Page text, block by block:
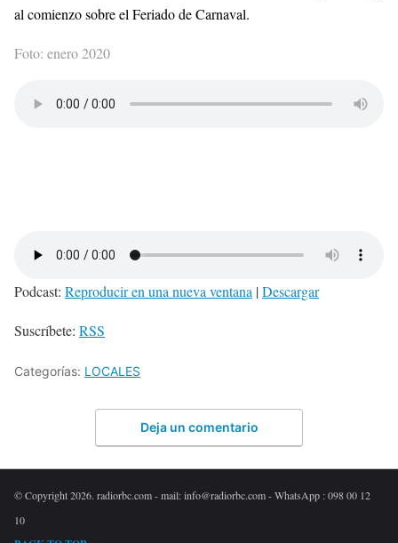
al comienzo sobre el Feriado de Carnaval.
Foto: enero 2020
Podcast: Reproducir en una nueva ventana |Descargar
Suscríbete: RSS
Categorías: LOCALES
Deja un comentario
© Copyright 2026. radiorbc.com - mail: info@radiorbc.com - WhatsApp : 098 00 12
10